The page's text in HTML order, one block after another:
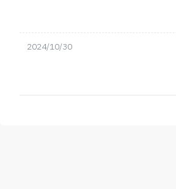
2024/10/30